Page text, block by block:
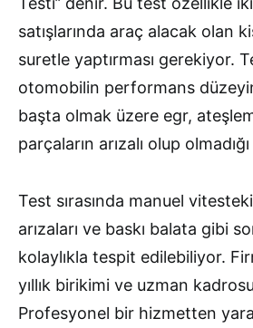
satışlarında araç alacak olan
suretle yaptırması gerekiyor.
otomobilin performans
başta olmak üzere egr,
parçaların arızalı olup
Test sırasında manuel
arızaları ve baskı balata gibi
kolaylıkla tespit edilebiliyor.
yıllık birikimi ve uzman
Profesyonel bir hizmetten